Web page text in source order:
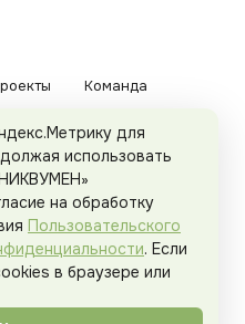
Команда
конфиденциальности
соглашение
. Все права защищены.
для
использовать
на обработку
Пользовательского
. Если
в браузере или